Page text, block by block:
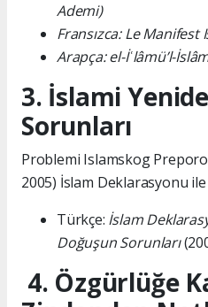
Ademi)
Fransızca: Le Manifest
Arapça: el-İʿlâmü’l-
3. İslami
Sorunları
Problemi Islamskog
2005) İslam Deklarasyonu ile
Türkçe: İslam
Doğuşun Sorunları
4. Özgürlüğe